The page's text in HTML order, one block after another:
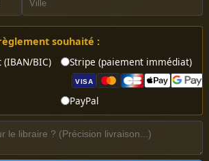
souhaité :
BIC)
Stripe (paiement immédiat)
VISA
PayPal